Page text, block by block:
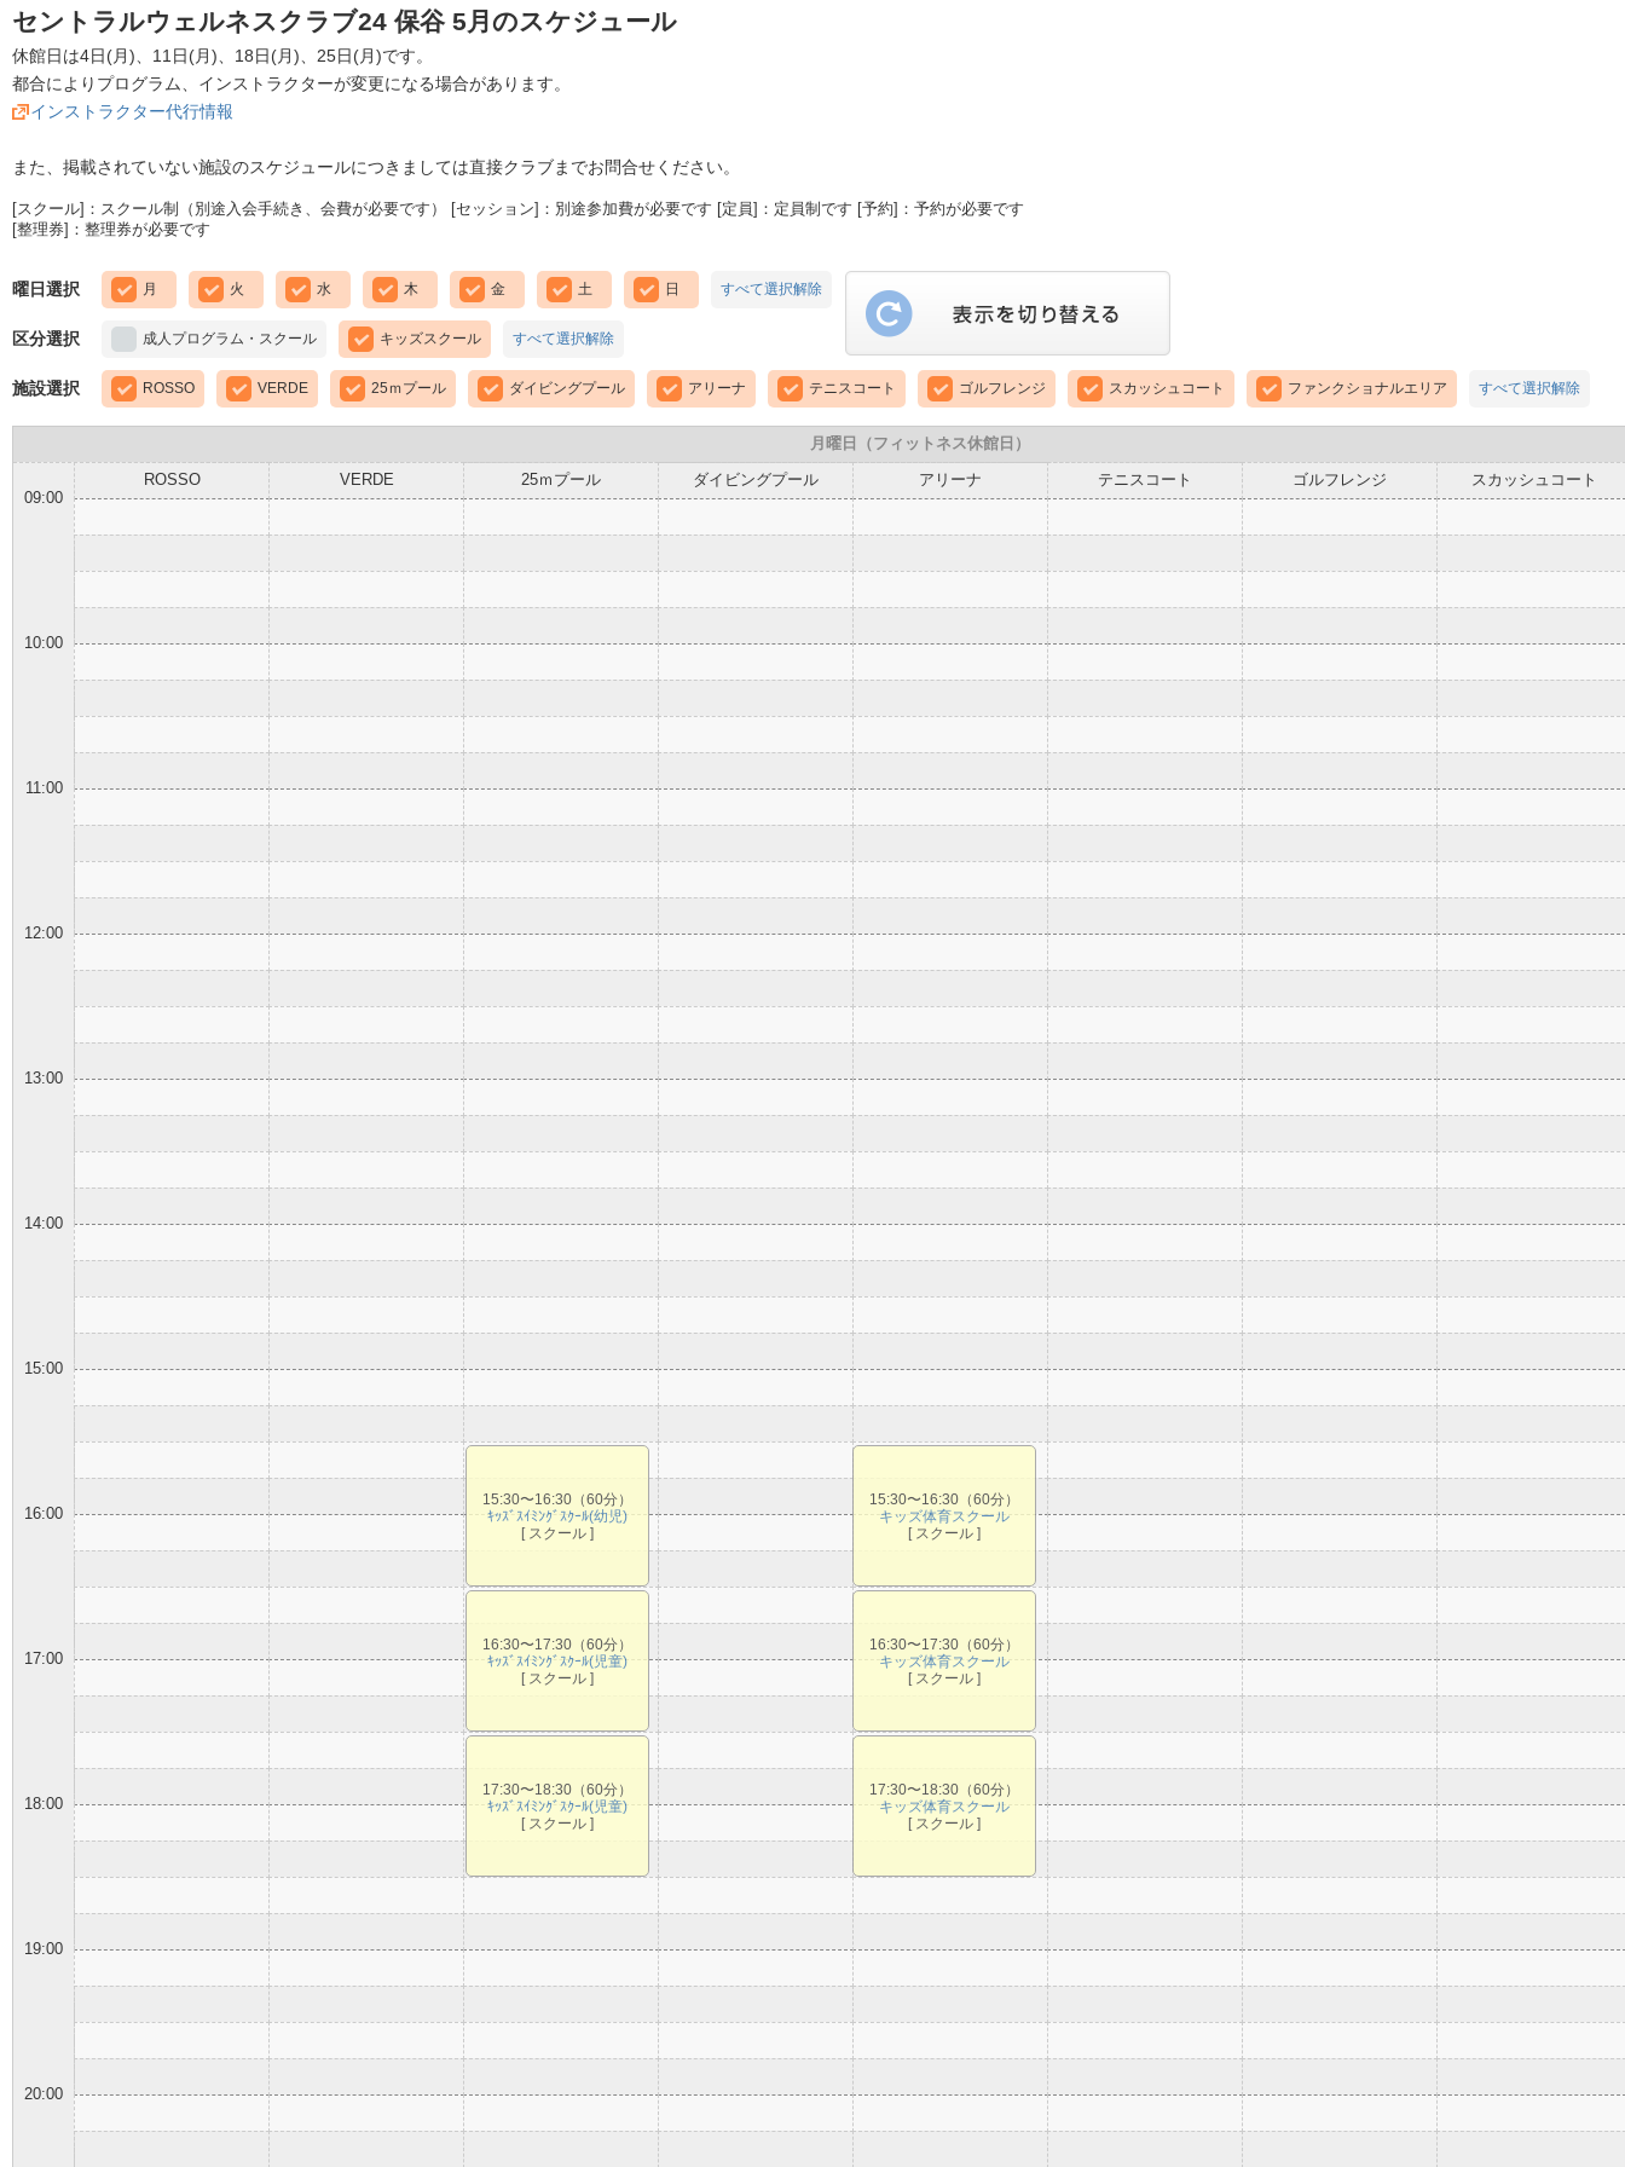
セントラルウェルネスクラブ24 保谷 5月のスケジュール
休館日は4日(月)、11日(月)、18日(月)、25日(月)です。
都合によりプログラム、インストラクターが変更になる場合があります。
インストラクター代行情報
また、掲載されていない施設のスケジュールにつきましては直接クラブまでお問合せください。
[スクール]：スクール制（別途入会手続き、会費が必要です） [セッション]：別途参加費が必要です [定員]：定員制です [予約]：予約が必要です
[整理券]：整理券が必要です
曜日選択 月 火 水 木 金 土 日 すべて選択解除
区分選択 成人プログラム・スクール キッズスクール すべて選択解除
施設選択 ROSSO VERDE 25ｍプール ダイビングプール アリーナ テニスコート ゴルフレンジ スカッシュコート ファンクショナルエリア すべて選択解除
月曜日（フィットネス休館日）
ROSSO VERDE 25ｍプール ダイビングプール アリーナ テニスコート ゴルフレンジ
スカッシュコート
09:00
10:00
11:00
12:00
13:00
14:00
15:00
16:00
17:00
18:00
19:00
20:00
15:30〜16:30（60分）
ｷｯｽﾞｽｲﾐﾝｸﾞｽｸｰﾙ(幼児)
[ スクール ]
16:30〜17:30（60分）
ｷｯｽﾞｽｲﾐﾝｸﾞｽｸｰﾙ(児童)
[ スクール ]
17:30〜18:30（60分）
ｷｯｽﾞｽｲﾐﾝｸﾞｽｸｰﾙ(児童)
[ スクール ]
15:30〜16:30（60分）
キッズ体育スクール
[ スクール ]
16:30〜17:30（60分）
キッズ体育スクール
[ スクール ]
17:30〜18:30（60分）
キッズ体育スクール
[ スクール ]